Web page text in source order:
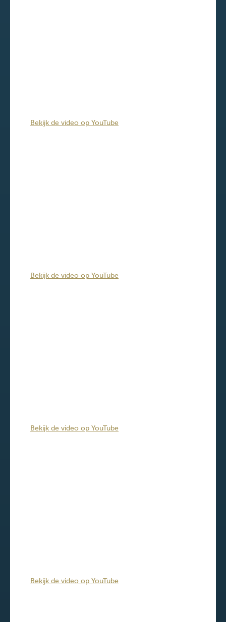
Bekijk de video op YouTube
Bekijk de video op YouTube
Bekijk de video op YouTube
Bekijk de video op YouTube